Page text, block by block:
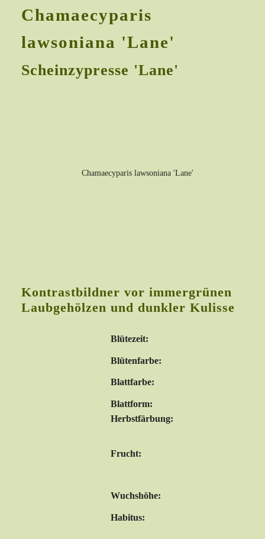
Chamaecyparis
lawsoniana 'Lane'
Scheinzypresse 'Lane'
Kontrastbildner vor immergrünen
Laubgehölzen und dunkler Kulisse
Blütezeit:
Blütenfarbe:
Blattfarbe:
Blattform:
Herbstfärbung:
Frucht:
Wuchshöhe:
Habitus: